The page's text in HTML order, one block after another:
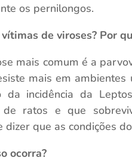
os pernilongos.
de viroses? Por
mais comum é a
mais em
da incidência da
de ratos e que
dizer que as condições
ocorra?